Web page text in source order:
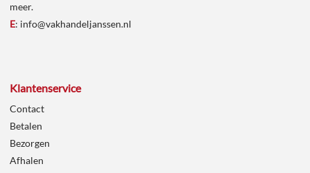
meer.
E: info@vakhandeljanssen.nl
Klantenservice
Contact
Betalen
Bezorgen
Afhalen